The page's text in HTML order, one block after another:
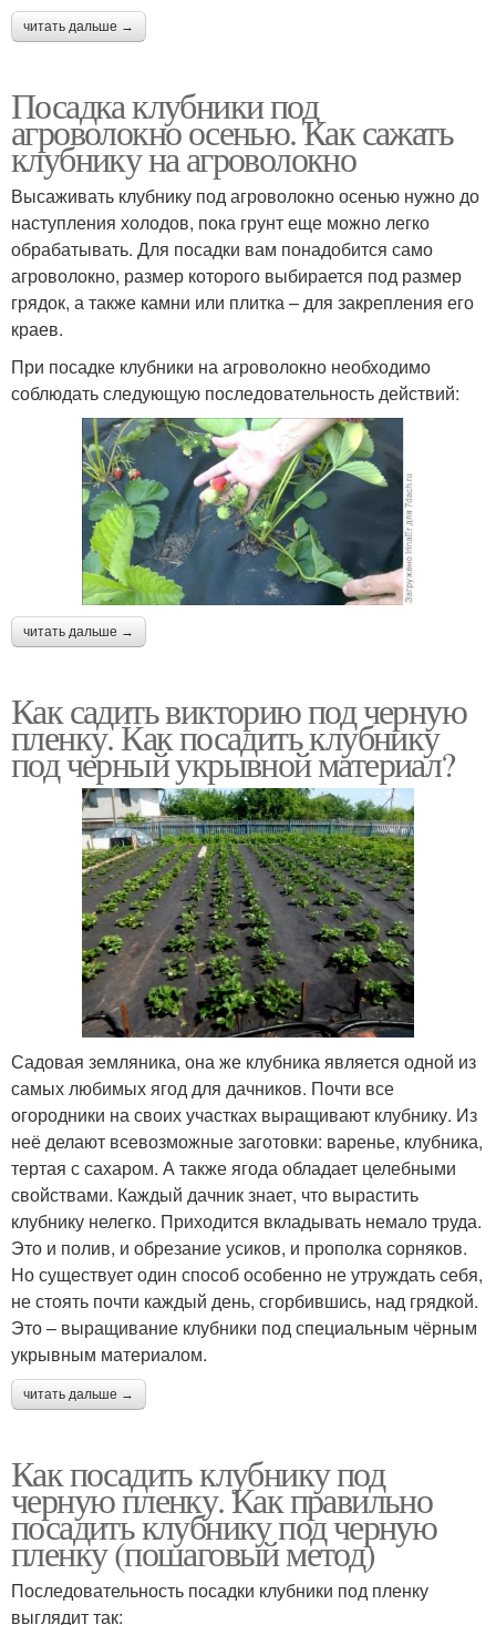
читать дальше →
Посадка клубники под
агроволокно осенью. Как сажать
клубнику на агроволокно
Высаживать клубнику под агроволокно осенью нужно до
наступления холодов, пока грунт еще можно легко
обрабатывать. Для посадки вам понадобится само
агроволокно, размер которого выбирается под размер
грядок, а также камни или плитка – для закрепления его
краев.
При посадке клубники на агроволокно необходимо
соблюдать следующую последовательность действий:
читать дальше →
Как садить викторию под черную
пленку. Как посадить клубнику
под черный укрывной материал?
Садовая земляника, она же клубника является одной из
самых любимых ягод для дачников. Почти все
огородники на своих участках выращивают клубнику. Из
неё делают всевозможные заготовки: варенье, клубника,
тертая с сахаром. А также ягода обладает целебными
свойствами. Каждый дачник знает, что вырастить
клубнику нелегко. Приходится вкладывать немало труда.
Это и полив, и обрезание усиков, и прополка сорняков.
Но существует один способ особенно не утруждать себя,
не стоять почти каждый день, сгорбившись, над грядкой.
Это – выращивание клубники под специальным чёрным
укрывным материалом.
читать дальше →
Как посадить клубнику под
черную пленку. Как правильно
посадить клубнику под черную
пленку (пошаговый метод)
Последовательность посадки клубники под пленку
выглядит так: